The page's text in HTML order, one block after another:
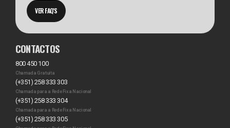
VER FAQ'S
CONTACTOS
800 450 100
Chamada Gratuita
(+351) 258 333 303
Chamada para a Rede Fixa Nacional
(+351) 258 333 304
Chamada para a Rede Fixa Nacional
(+351) 258 333 305